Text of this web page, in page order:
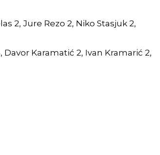
2, Jure Rezo 2, Niko Stasjuk 2,
Davor Karamatić 2, Ivan Kramarić 2,